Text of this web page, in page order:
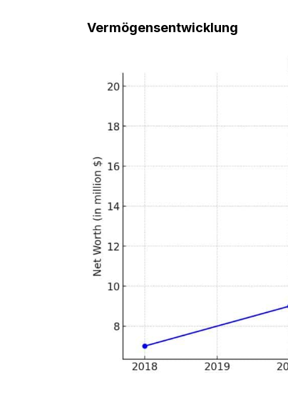
Vermögensentwicklung